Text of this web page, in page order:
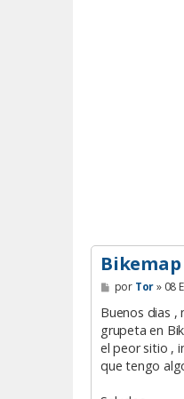
Bikemap
M
e
n
a
j
e
por Tor» 08
Buenos dias ,
grupeta en
el peor sitio ,
que tengo